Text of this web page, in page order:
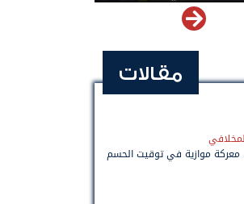
مقالات
معركة موازية في توقيت الحسم